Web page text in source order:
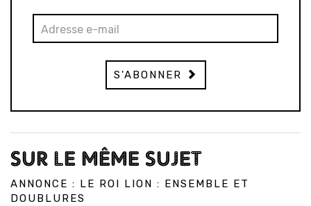
S'ABONNER
SUR LE MÊME SUJET
ANNONCE : LE ROI LION : ENSEMBLE ET
DOUBLURES